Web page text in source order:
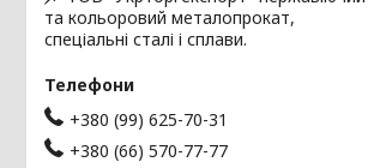
та кольоровий металопрокат,
спеціальні сталі і сплави.
+380 (99) 625-70-31
+380 (66) 570-77-77